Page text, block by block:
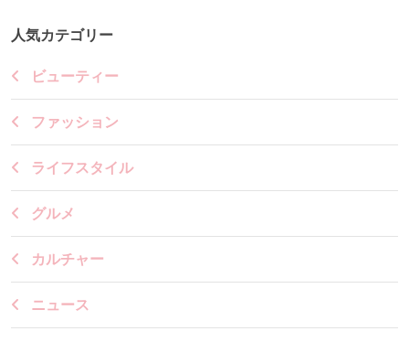
人気カテゴリー
ビューティー
ファッション
ライフスタイル
グルメ
カルチャー
ニュース